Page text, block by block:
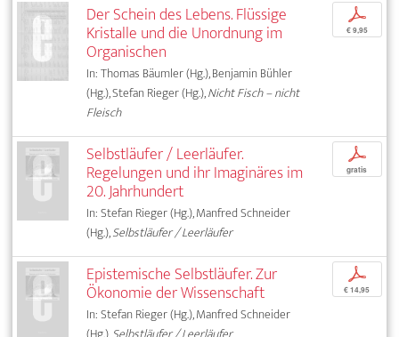
Der Schein des Lebens. Flüssige
Kristalle und die Unordnung im
Organischen
In: Thomas Bäumler (Hg.), Benjamin Bühler
(Hg.), Stefan Rieger (Hg.),Nicht Fisch – nicht
Fleisch
p
€ 9,95
Selbstläufer / Leerläufer.
Regelungen und ihr Imaginäres im
20. Jahrhundert
In: Stefan Rieger (Hg.), Manfred Schneider
(Hg.),Selbstläufer / Leerläufer
p
gratis
Epistemische Selbstläufer. Zur
Ökonomie der Wissenschaft
In: Stefan Rieger (Hg.), Manfred Schneider
p
€ 14,95